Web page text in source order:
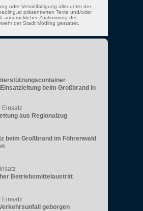
oder Vervielfältigung aller unter der
präsentierten Texte und/oder
ausdrücklicher Zustimmung der
der Stadt Mödling gestattet.
beim Großbrand in
Einsatz
aus Regionalzug
beim Großbrand im Föhrenwald
Betriebsmittelaustritt
Einsatz
geborgen